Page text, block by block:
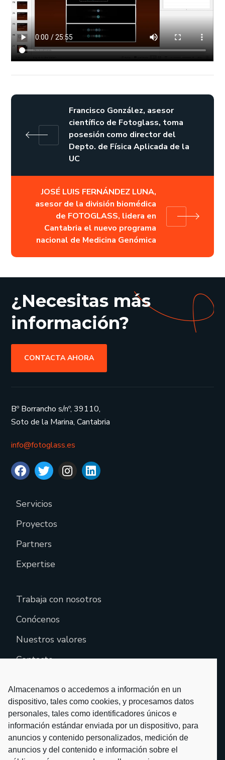
Francisco González, asesor
científico de Fotoglass, toma
posesión como director del
Depto. de Física Aplicada de la
UC
JOSÉ LUIS FERNÁNDEZ LUNA,
asesor de la división biomédica
de FOTOGLASS, lidera en
Cantabria el nuevo programa
nacional de Medicina Genómica
¿Necesitas más
información?
CONTACTA AHORA
Bº Borrancho s/nº, 39110,
Soto de la Marina, Cantabria
info@fotoglass.es
Servicios
Proyectos
Partners
Expertise
Trabaja con nosotros
Conócenos
Nuestros valores
Contacto
Almacenamos o accedemos a información en un
dispositivo, tales como cookies, y procesamos datos
personales, tales como identificadores únicos e
información estándar enviada por un dispositivo, para
anuncios y contenido personalizados, medición de
anuncios y del contenido e información sobre el